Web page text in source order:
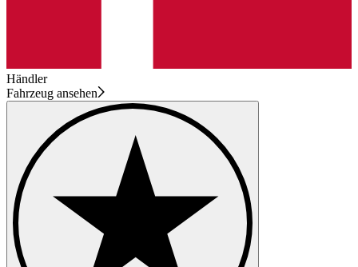
Händler
Fahrzeug ansehen